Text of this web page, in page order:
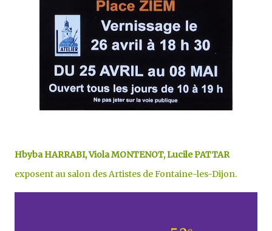
Hbyba HARRABI, Viola MONTENOT, Lucile PATTAR
exposent au salon des Artistes de Fontaine-les-Dijon.